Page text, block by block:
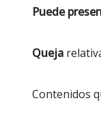
Puede
Queja
Contenidos